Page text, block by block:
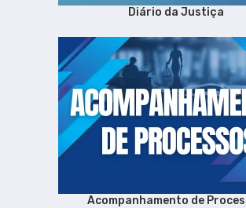
Diário da Justiça
Acompanhamento de